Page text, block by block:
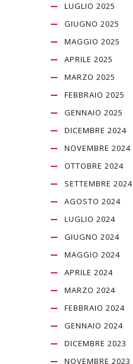
LUGLIO 2025
GIUGNO 2025
MAGGIO 2025
APRILE 2025
MARZO 2025
FEBBRAIO 2025
GENNAIO 2025
DICEMBRE 2024
NOVEMBRE 2024
OTTOBRE 2024
SETTEMBRE 2024
AGOSTO 2024
LUGLIO 2024
GIUGNO 2024
MAGGIO 2024
APRILE 2024
MARZO 2024
FEBBRAIO 2024
GENNAIO 2024
DICEMBRE 2023
NOVEMBRE 2023